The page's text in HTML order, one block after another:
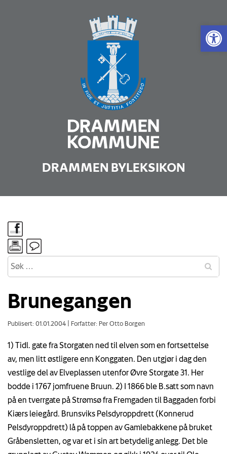
Vis
DRAMMEN BYLEKSIKON
Brunegangen
Publisert: 01.01.2004 Forfatter: Per Otto Borgen
1) Tidl. gate fra Storgaten ned til elven som en fortsettelse
av, men litt østligere enn Konggaten. Den utgjør i dag den
vestlige del av Elveplassen utenfor Øvre Storgate 31. Her
bodde i 1767 jomfruene Bruun. 2) I 1866 ble B.satt som navn
på en tverrgate på Strømsø fra Fremgaden til Baggaden forbi
Kiærs leiegård. Brunsviks Pelsdyroppdrett (Konnerud
Pelsdyroppdrett) lå på toppen av Gamlebakkene på bruket
Gråbensletten, og var et i sin art betydelig anlegg. Det ble